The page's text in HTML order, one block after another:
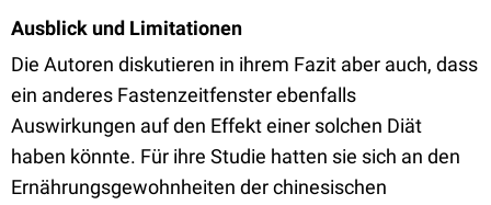
Ausblick und Limitationen
Die Autoren diskutieren in ihrem Fazit aber auch, dass
ein anderes Fastenzeitfenster ebenfalls
Auswirkungen auf den Effekt einer solchen Diät
haben könnte. Für ihre Studie hatten sie sich an den
Ernährungsgewohnheiten der chinesischen